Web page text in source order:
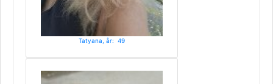
Tatyana, år: 49